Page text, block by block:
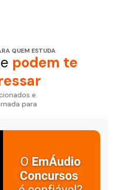
QUEM ESTUDA
podem te
e
para